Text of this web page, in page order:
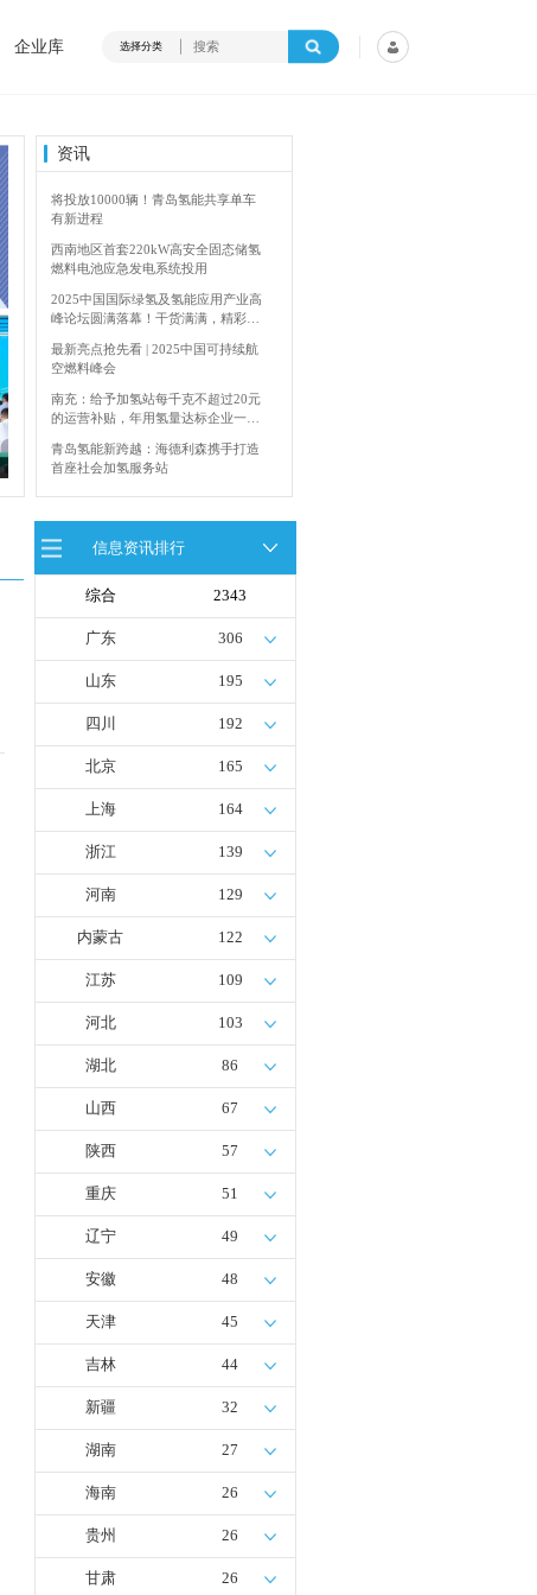
企业库 选择分类
加快建设输氢管道网络
资讯
将投放10000辆！青岛氢能共享单车
有新进程
西南地区首套220kW高安全固态储氢
燃料电池应急发电系统投用
2025中国国际绿氢及氢能应用产业高
峰论坛圆满落幕！干货满满，精彩瞬
最新亮点抢先看 | 2025中国可持续航
空燃料峰会
南充：给予加氢站每千克不超过20元
的运营补贴，年用氢量达标企业一次
青岛氢能新跨越：海德利森携手打造
首座社会加氢服务站
全球首台套！240吨氢能矿用刚性自
发成果验收工作会议在呼伦贝尔举行
新疆俊瑞温宿规模化制绿氢项目开工
荷兰氢能产业联盟到访天德工业装
备，与市区相关领导就威海文登区氢
能产业发展举办交流会
广州开发区、黄埔区发布措施降低车
信息资讯排行
综合 2343
广东 306
山东 195
四川 192
北京 165
上海 164
浙江 139
河南 129
内蒙古 122
江苏 109
河北 103
湖北 86
山西 67
陕西 57
重庆 51
辽宁 49
安徽 48
天津 45
吉林 44
新疆 32
湖南 27
海南 26
贵州 26
甘肃 26